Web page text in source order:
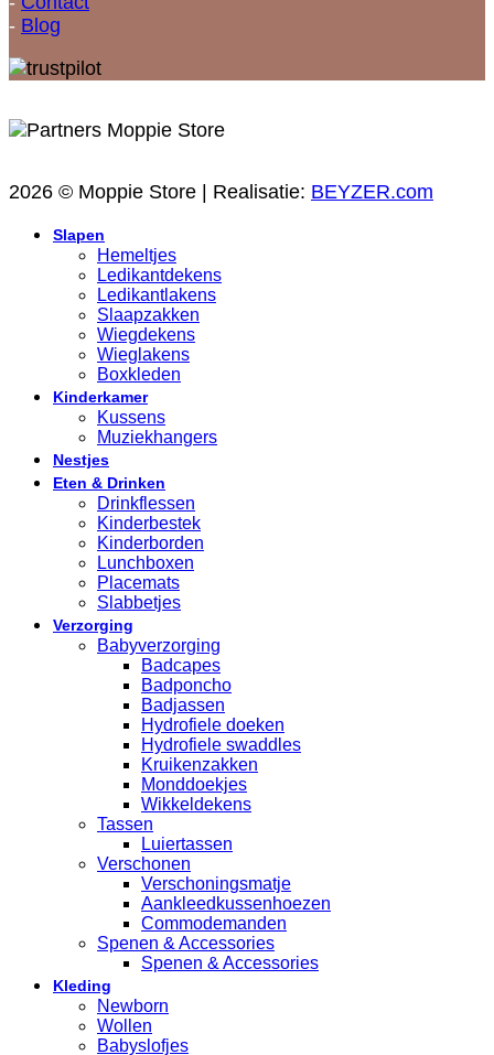
- Blog
2026 © Moppie Store | Realisatie: BEYZER.com
Slapen
Hemeltjes
Ledikantdekens
Ledikantlakens
Slaapzakken
Wiegdekens
Wieglakens
Boxkleden
Kinderkamer
Kussens
Muziekhangers
Nestjes
Eten & Drinken
Drinkflessen
Kinderbestek
Kinderborden
Lunchboxen
Placemats
Slabbetjes
Verzorging
Babyverzorging
Badcapes
Badponcho
Badjassen
Hydrofiele doeken
Hydrofiele swaddles
Kruikenzakken
Monddoekjes
Wikkeldekens
Tassen
Luiertassen
Verschonen
Verschoningsmatje
Aankleedkussenhoezen
Commodemanden
Spenen & Accessories
Spenen & Accessories
Kleding
Newborn
Wollen
Babyslofjes